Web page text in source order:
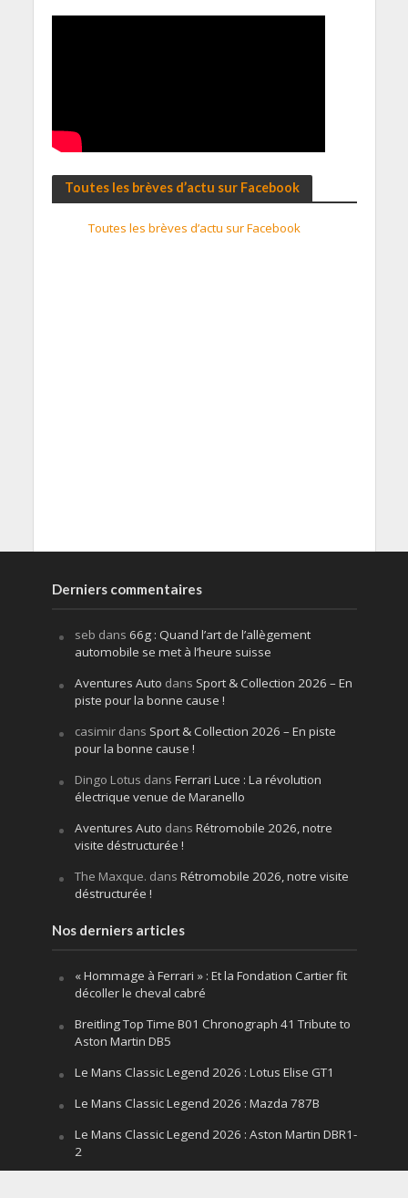
Toutes les brèves d’actu sur Facebook
Toutes les brèves d’actu sur Facebook
Derniers commentaires
seb dans 66g : Quand l’art de l’allègement
automobile se met à l’heure suisse
Aventures Auto dans Sport & Collection 2026 – En
piste pour la bonne cause !
casimirdans Sport & Collection 2026 – En piste
pour la bonne cause !
Dingo Lotus dans Ferrari Luce : La révolution
électrique venue de Maranello
Aventures Auto dans Rétromobile 2026, notre
visite déstructurée !
The Maxque. dans Rétromobile 2026, notre visite
déstructurée !
Nos derniers articles
« Hommage à Ferrari » : Et la Fondation Cartier fit
décoller le cheval cabré
Breitling Top Time B01 Chronograph 41 Tribute to
Aston Martin DB5
Le Mans Classic Legend 2026 : Lotus Elise GT1
Le Mans Classic Legend 2026 : Mazda 787B
Le Mans Classic Legend 2026 : Aston Martin DBR1-
2